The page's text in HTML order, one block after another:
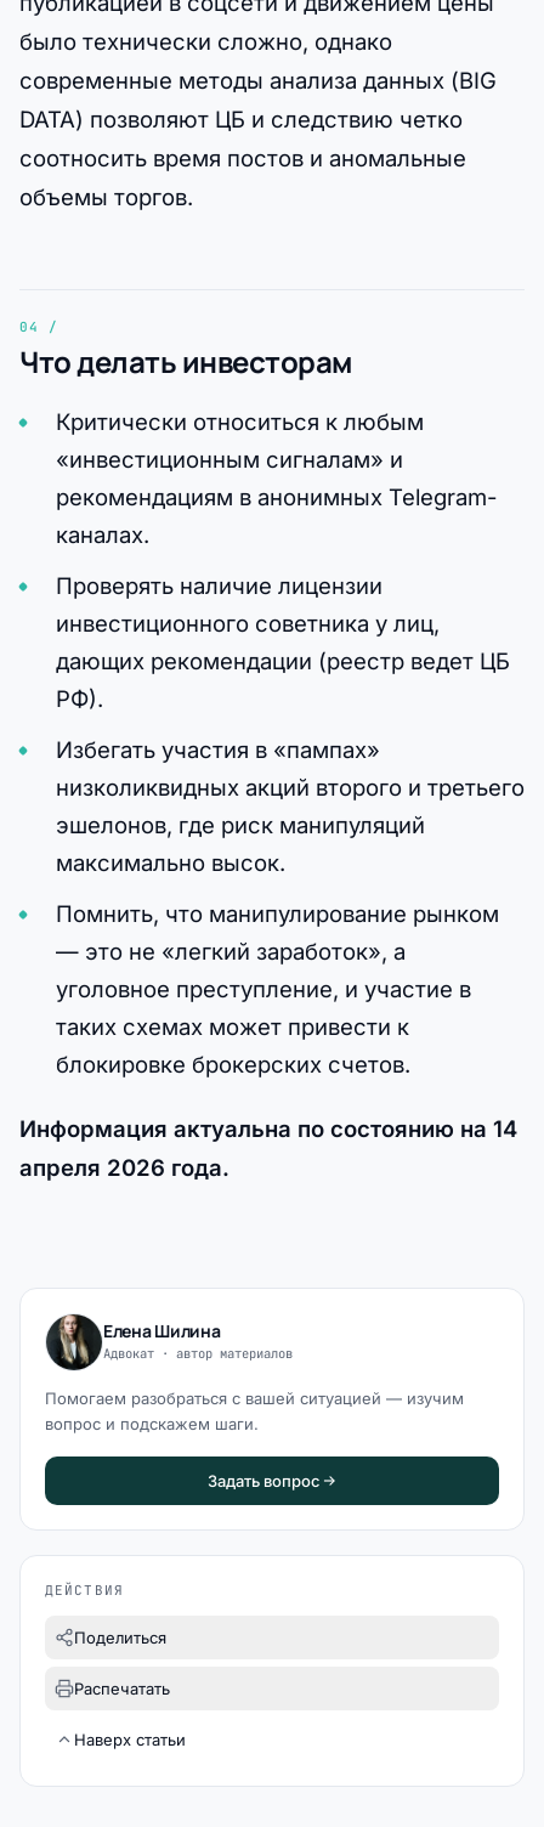
было технически сложно, однако
современные методы анализа данных (BIG
DATA) позволяют ЦБ и следствию четко
соотносить время постов и аномальные
объемы торгов.
Что делать инвесторам
Критически относиться к любым
«инвестиционным сигналам» и
рекомендациям в анонимных Telegram-
каналах.
Проверять наличие лицензии
инвестиционного советника у лиц,
дающих рекомендации (реестр ведет ЦБ
РФ).
Избегать участия в «пампах»
низколиквидных акций второго и третьего
эшелонов, где риск манипуляций
максимально высок.
Помнить, что манипулирование рынком
— это не «легкий заработок», а
уголовное преступление, и участие в
таких схемах может привести к
блокировке брокерских счетов.
Информация актуальна по состоянию на 14
апреля 2026 года.
Елена Шилина
Адвокат · автор материалов
Помогаем разобраться с вашей ситуацией — изучим
вопрос и подскажем шаги.
Задать вопрос
ДЕЙСТВИЯ
Поделиться
Распечатать
Наверх статьи